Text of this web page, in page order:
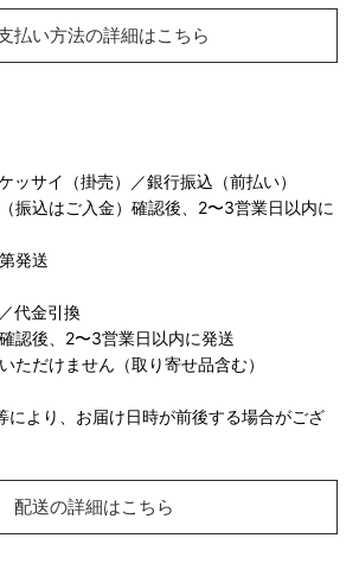
払い方法の詳細はこちら
ッサイ（掛売）／銀行振込（前払い）
振込はご入金）確認後、2〜3営業日以内に
発送
代金引換
認後、2〜3営業日以内に発送
ただけません（取り寄せ品含む）
により、お届け日時が前後する場合がござ
配送の詳細はこちら